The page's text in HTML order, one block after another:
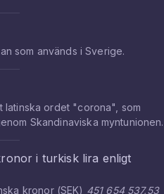
som används i Sverige.
latinska ordet "corona", som
Skandinaviska myntunionen.
i turkisk lira enligt
kronor(SEK) 451 654 537,53